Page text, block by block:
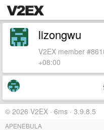
lizongwu
V2EX member
+08:00
© 2026 V2EX · 6ms · 3.9.8.5
APENEBULA